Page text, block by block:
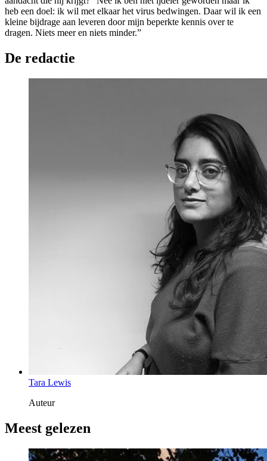
heb een doel: ik wil met elkaar het virus bedwingen. Daar wil ik een
kleine bijdrage aan leveren door mijn beperkte kennis over te
dragen. Niets meer en niets minder.”
De redactie
Tara Lewis
Auteur
Meest gelezen